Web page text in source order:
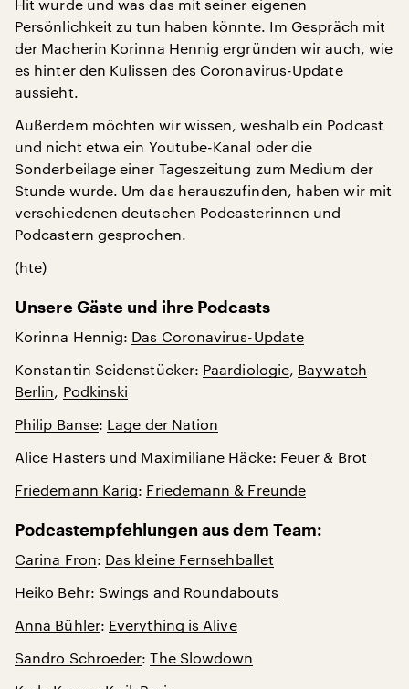
Hit wurde und was das mit seiner eigenen
Persönlichkeit zu tun haben könnte. Im Gespräch mit
der Macherin Korinna Hennig ergründen wir auch, wie
es hinter den Kulissen des Coronavirus-Update
aussieht.
Außerdem möchten wir wissen, weshalb ein Podcast
und nicht etwa ein Youtube-Kanal oder die
Sonderbeilage einer Tageszeitung zum Medium der
Stunde wurde. Um das herauszufinden, haben wir mit
verschiedenen deutschen Podcasterinnen und
Podcastern gesprochen.
(hte)
Unsere Gäste und ihre Podcasts
Korinna Hennig: Das Coronavirus-Update
Konstantin Seidenstücker: Paardiologie, Baywatch
Berlin, Podkinski
Philip Banse: Lage der Nation
Alice Hasters und Maximiliane Häcke: Feuer & Brot
Friedemann Karig: Friedemann & Freunde
Podcastempfehlungen aus dem Team:
Carina Fron: Das kleine Fernsehballet
Heiko Behr: Swings and Roundabouts
Anna Bühler: Everything is Alive
Sandro Schroeder:The Slowdown